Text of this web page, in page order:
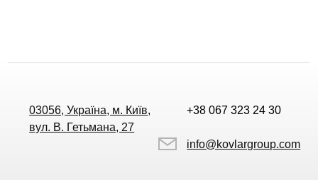
03056, Україна, м. Київ,
вул. В. Гетьмана, 27
+38 067 323 24 30
info@kovlargroup.com